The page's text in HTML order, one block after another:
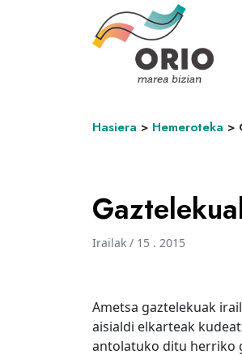
Hasiera > Hemeroteka >
Irailak / 15 . 2015
Ametsa gaztelekuak
aisialdi elkarteak
antolatuko ditu herriko